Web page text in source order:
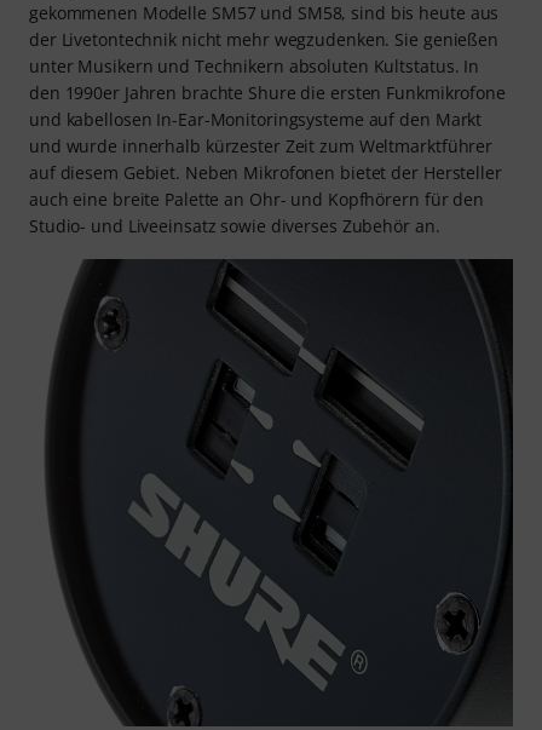
gekommenen Modelle SM57 und SM58, sind bis heute aus
der Livetontechnik nicht mehr wegzudenken. Sie genießen
unter Musikern und Technikern absoluten Kultstatus. In
den 1990er Jahren brachte Shure die ersten Funkmikrofone
und kabellosen In-Ear-Monitoringsysteme auf den Markt
und wurde innerhalb kürzester Zeit zum Weltmarktführer
auf diesem Gebiet. Neben Mikrofonen bietet der Hersteller
auch eine breite Palette an Ohr- und Kopfhörern für den
Studio- und Liveeinsatz sowie diverses Zubehör an.